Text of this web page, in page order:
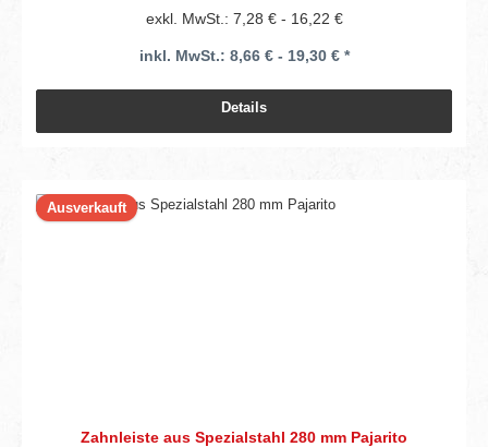
exkl. MwSt.: 7,28 € - 16,22 €
inkl. MwSt.: 8,66 € - 19,30 € *
Details
Ausverkauft
Zahnleiste aus Spezialstahl 280 mm Pajarito